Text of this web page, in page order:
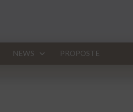
NEWS PROPOSTE